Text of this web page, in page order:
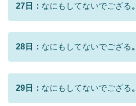
27日： なにもしてないでござる。
28日： なにもしてないでござる。
29日： なにもしてないでござる。